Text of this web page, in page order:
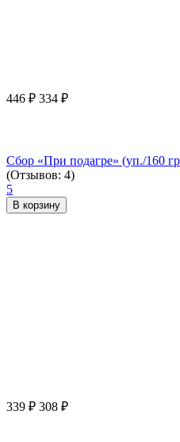
446 ₽ 334 ₽
Сбор «При подагре» (уп./160
(Отзывов: 4)
5
В корзину
339 ₽ 308 ₽